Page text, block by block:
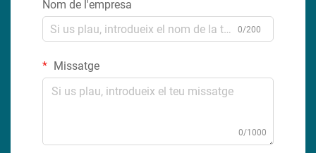
Nom de l'empresa
0/200
Missatge
0/1000